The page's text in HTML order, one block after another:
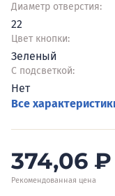
Диаметр отверстия:
22
Цвет кнопки:
Зеленый
С подсветкой:
Нет
Все
374,06 ₽
Рекомендованная цена